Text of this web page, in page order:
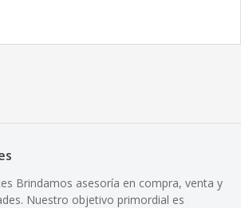
Brindamos asesoría en compra, venta y
Nuestro objetivo primordial es